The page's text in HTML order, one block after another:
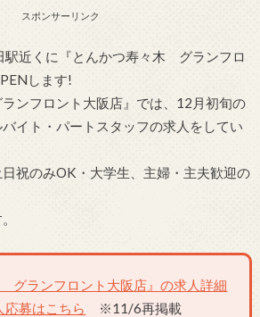
スポンサーリンク
駅近くに『とんかつ寿々木 グランフロ
します!
ンフロント大阪店』では、12月初旬の
イト・パートスタッフの求人をしてい
祝のみOK・大学生、主婦・主夫歓迎の
グランフロント大阪店』の求人詳細
応募はこちら
※11/6再掲載